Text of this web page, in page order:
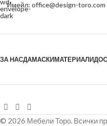
Имейл: office@design-toro.com
ЗА НАСДАМАСКИМАТЕРИАЛИ
© 2026 Мебели Торо. Всички